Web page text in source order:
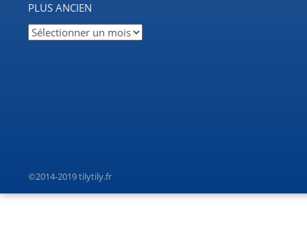
PLUS ANCIEN
Plus
ancien
©2014-2019 tilytily.fr